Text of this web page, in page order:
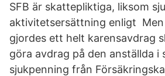
SFB är skattepliktiga, liksom
aktivitetsersättning enligt
gjordes ett helt karensavdrag
göra avdrag på den anställda i
sjukpenning från